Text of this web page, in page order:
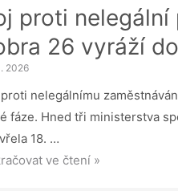
proti
26 vyráží
2026
nelegálnímu
fáze. Hned tři ministerstva
18. …
ve čtení »